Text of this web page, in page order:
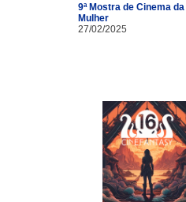
9ª Mostra de Cinema da
Mulher
27/02/2025